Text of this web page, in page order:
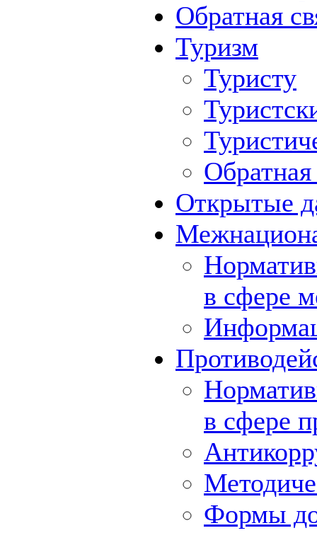
Обратная
Туризм
Туристу
Обратная
Открытые
в сфере
в сфере
Формы